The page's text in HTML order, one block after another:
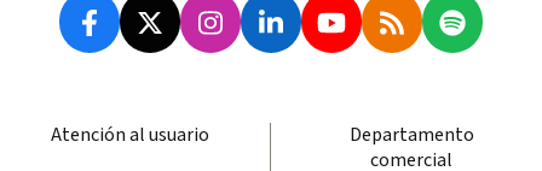
Atención al usuario
Departamento
comercial